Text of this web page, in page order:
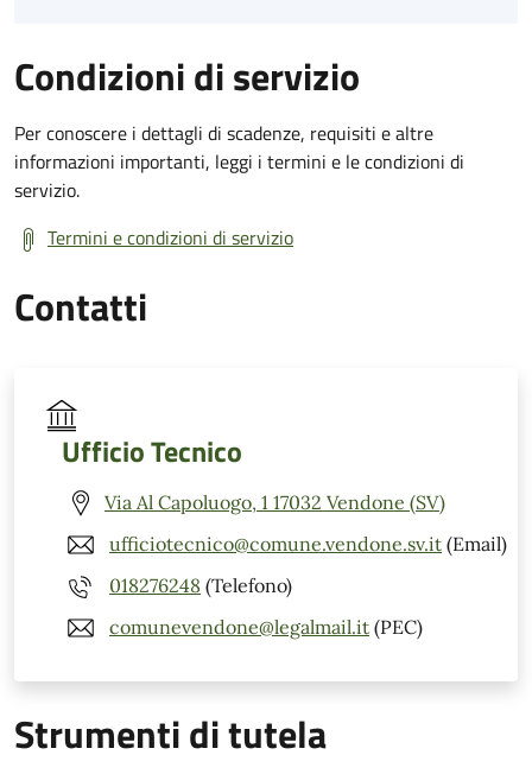
Condizioni di servizio
Per conoscere i dettagli di scadenze, requisiti e altre
informazioni importanti, leggi i termini e le condizioni di
servizio.
Termini e condizioni di servizio
Contatti
Ufficio Tecnico
Via Al Capoluogo, 1 17032 Vendone (SV)
ufficiotecnico@comune.vendone.sv.it (Email)
018276248 (Telefono)
comunevendone@legalmail.it (PEC)
Strumenti di tutela